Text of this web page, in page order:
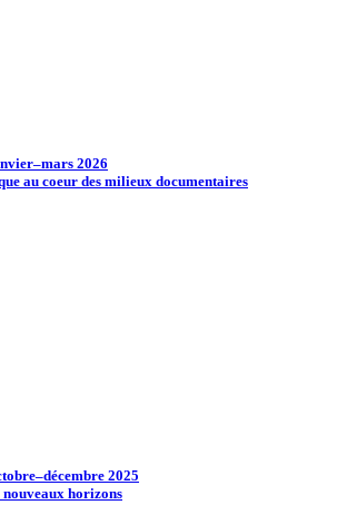
2026
au coeur des milieux documentaires
2025
horizons